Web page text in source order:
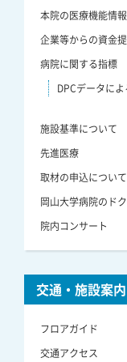
本院の医療機能情
企業等からの資金
病院に関する指標
DPCデータに
施設基準について
先進医療
取材の申込について
岡山大学病院のド
院内コンサート
交通・施設案内
フロアガイド
交通アクセス